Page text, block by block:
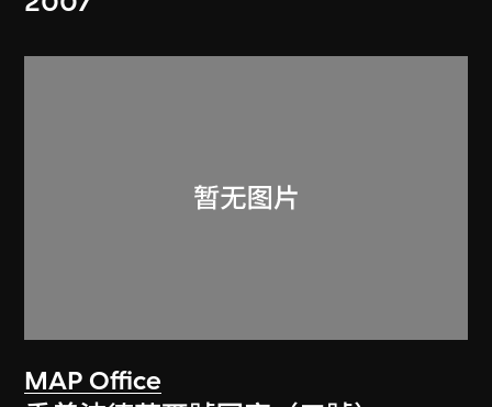
MAP Office